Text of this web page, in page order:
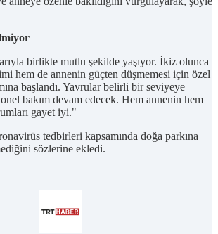
birlikte mutlu şekilde yaşıyor. İkiz olunca
hem de annenin güçten düşmemesi için özel
başlandı. Yavrular belirli bir seviyeye
bakım devam edecek. Hem annenin hem
gayet iyi."
tedbirleri kapsamında doğa parkına
sözlerine ekledi.